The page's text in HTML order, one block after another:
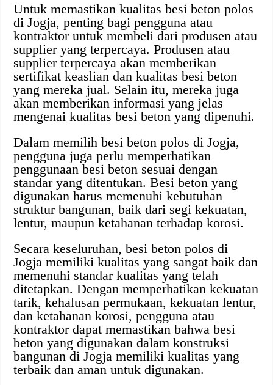
Untuk memastikan kualitas besi beton polos
di Jogja, penting bagi pengguna atau
kontraktor untuk membeli dari produsen atau
supplier yang terpercaya. Produsen atau
supplier terpercaya akan memberikan
sertifikat keaslian dan kualitas besi beton
yang mereka jual. Selain itu, mereka juga
akan memberikan informasi yang jelas
mengenai kualitas besi beton yang dipenuhi.
Dalam memilih besi beton polos di Jogja,
pengguna juga perlu memperhatikan
penggunaan besi beton sesuai dengan
standar yang ditentukan. Besi beton yang
digunakan harus memenuhi kebutuhan
struktur bangunan, baik dari segi kekuatan,
lentur, maupun ketahanan terhadap korosi.
Secara keseluruhan, besi beton polos di
Jogja memiliki kualitas yang sangat baik dan
memenuhi standar kualitas yang telah
ditetapkan. Dengan memperhatikan kekuatan
tarik, kehalusan permukaan, kekuatan lentur,
dan ketahanan korosi, pengguna atau
kontraktor dapat memastikan bahwa besi
beton yang digunakan dalam konstruksi
bangunan di Jogja memiliki kualitas yang
terbaik dan aman untuk digunakan.